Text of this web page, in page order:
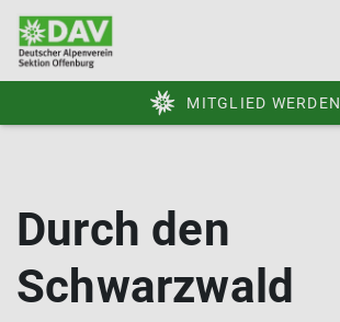
MITGLIED WERDEN
Durch den
Schwarzwald